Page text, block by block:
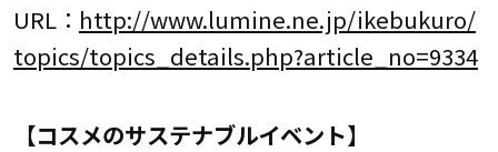
URL： http://www.lumine.ne.jp/ikebukuro/
topics/topics_details.php?article_no=9334
【コスメのサステナブルイベント】